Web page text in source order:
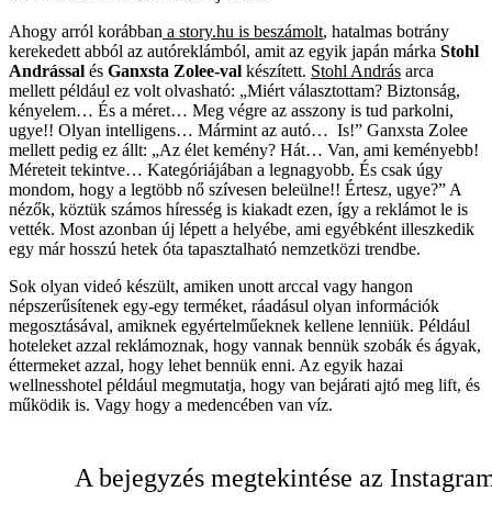
Ahogy arról korábban a story.hu is beszámolt, hatalmas botrány
kerekedett abból az autóreklámból, amit az egyik japán márka Stohl
Andrással és Ganxsta Zolee-val készített. Stohl András arca
mellett például ez volt olvasható: „Miért választottam? Biztonság,
kényelem… És a méret… Meg végre az asszony is tud parkolni,
ugye!! Olyan intelligens… Mármint az autó… Is!” Ganxsta Zolee
mellett pedig ez állt: „Az élet kemény? Hát… Van, ami keményebb!
Méreteit tekintve… Kategóriájában a legnagyobb. És csak úgy
mondom, hogy a legtöbb nő szívesen beleülne!! Értesz, ugye?” A
nézők, köztük számos híresség is kiakadt ezen, így a reklámot le is
vették. Most azonban új lépett a helyébe, ami egyébként illeszkedik
egy már hosszú hetek óta tapasztalható nemzetközi trendbe.
Sok olyan videó készült, amiken unott arccal vagy hangon
népszerűsítenek egy-egy terméket, ráadásul olyan információk
megosztásával, amiknek egyértelműeknek kellene lenniük. Például
hoteleket azzal reklámoznak, hogy vannak bennük szobák és ágyak,
éttermeket azzal, hogy lehet bennük enni. Az egyik hazai
wellnesshotel például megmutatja, hogy van bejárati ajtó meg lift, és
működik is. Vagy hogy a medencében van víz.
A bejegyzés megtekintése az